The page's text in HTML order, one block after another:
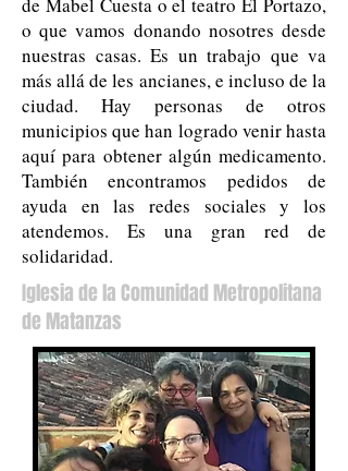
o que vamos donando nosotres desde
nuestras casas. Es un trabajo que va
más allá de les ancianes, e incluso de la
ciudad. Hay personas de otros
municipios que han logrado venir hasta
aquí para obtener algún medicamento.
También encontramos pedidos de
ayuda en las redes sociales y los
atendemos. Es una gran red de
solidaridad.
Iglesia de la Comunidad Metropolitana
de Matanzas